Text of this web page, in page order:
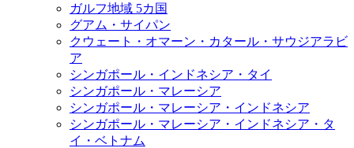
ガルフ地域 5カ国
グアム・サイパン
クウェート・オマーン・カタール・サウジアラビ
ア
シンガポール・インドネシア・タイ
シンガポール・マレーシア
シンガポール・マレーシア・インドネシア
シンガポール・マレーシア・インドネシア・タ
イ・ベトナム